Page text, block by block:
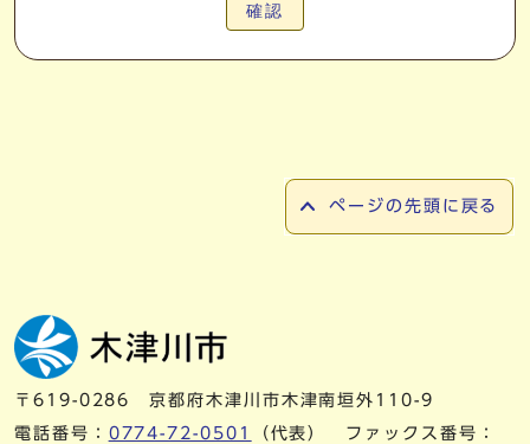
確認
ページの先頭に戻る
〒619-0286 京都府木津川市木津南垣外110-9
電話番号： 0774-72-0501
（代表） ファックス番号：